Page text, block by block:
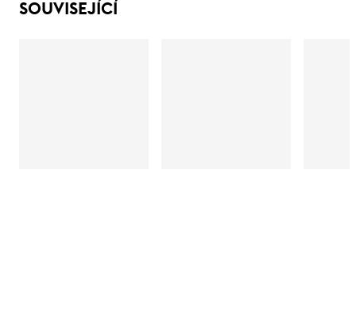
SOUVISEJÍCÍ